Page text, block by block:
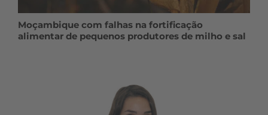
Moçambique com falhas na fortificação
alimentar de pequenos produtores de milho e sal